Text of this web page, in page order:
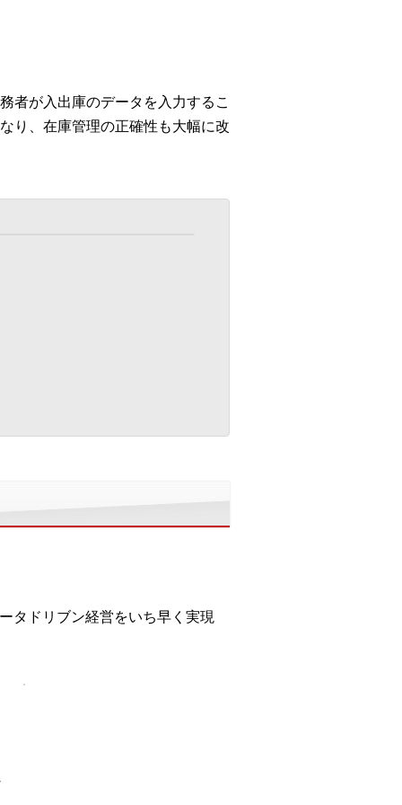
者が入出庫のデータを入力するこ
り、在庫管理の正確性も大幅に改
タドリブン経営をいち早く実現